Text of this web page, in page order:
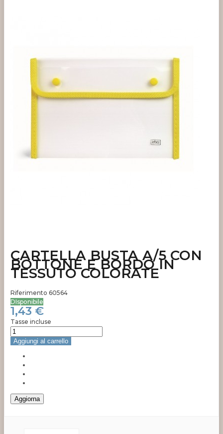
CARTELLA BUSTA A/5 CON
BOTTONE E BORDO IN
TESSUTO COLORATE
Riferimento 60564
DIsponibile
1,43 €
Tasse incluse
Aggiungi al carrello